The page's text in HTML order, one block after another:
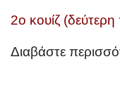
2ο κουίζ (δεύτερη
Διαβάστε